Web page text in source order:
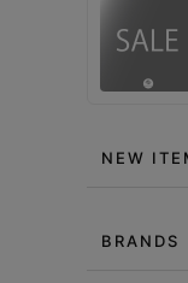
NEW
BRANDS